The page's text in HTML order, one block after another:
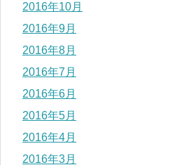
2016年10月
2016年9月
2016年8月
2016年7月
2016年6月
2016年5月
2016年4月
2016年3月